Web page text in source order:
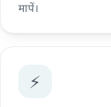
मापें।
⚡